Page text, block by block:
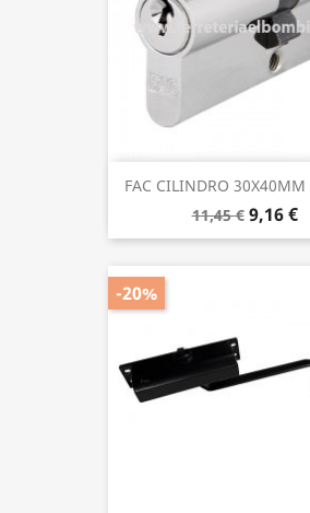
FAC CILINDRO 30X40MM
11,45 € 9,16 €
-20%